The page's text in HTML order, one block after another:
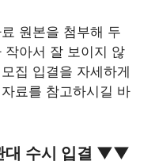
원본을 첨부해 두
작아서 잘 보이지 않
집 입결을 자세하게
료를 참고하시길 바
수시 입결 ▼▼